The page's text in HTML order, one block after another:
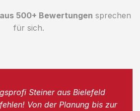
500+ Bewertungen sprechen
für sich.
Steiner aus Bielefeld
Von der Planung bis zur